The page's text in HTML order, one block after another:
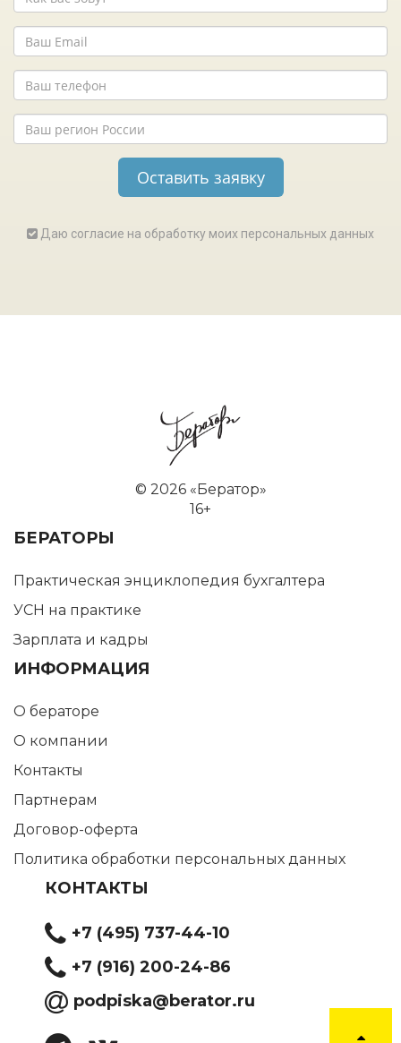
Даю согласие на обработку моих персональных данных
© 2026 «Бератор»
16+
БЕРАТОРЫ
Практическая энциклопедия бухгалтера
УСН на практике
Зарплата и кадры
ИНФОРМАЦИЯ
О бераторе
О компании
Контакты
Партнерам
Договор-оферта
Политика обработки персональных данных
КОНТАКТЫ
+7 (495) 737-44-10
+7 (916) 200-24-86
podpiska@berator.ru